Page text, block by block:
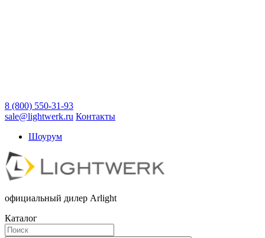
8 (800) 550-31-93
sale@lightwerk.ru Контакты
Шоурум
официальный дилер Arlight
Каталог